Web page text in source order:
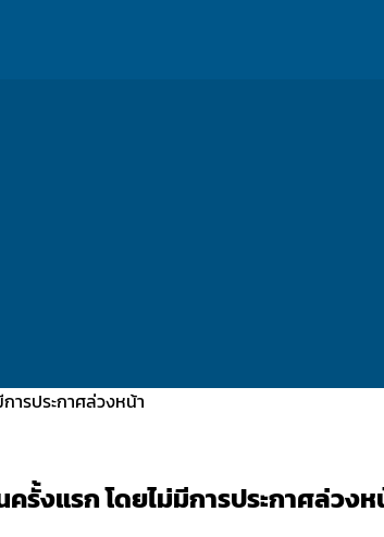
ารประกาศล่วงหน้า
งแรก โดยไม่มีการประกาศล่วงห